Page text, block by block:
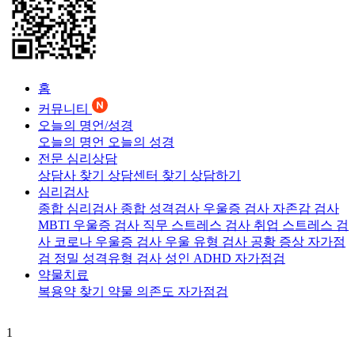
홈
커뮤니티
오늘의 명언/성경
오늘의 명언 오늘의 성경
전문 심리상담
상담사 찾기 상담센터 찾기 상담하기
심리검사
종합 심리검사 종합 성격검사 우울증 검사 자존감 검사
MBTI 우울증 검사 직무 스트레스 검사 취업 스트레스 검
사 코로나 우울증 검사 우울 유형 검사 공황 증상 자가점
검 정밀 성격유형 검사 성인 ADHD 자가점검
약물치료
복용약 찾기 약물 의존도 자가점검
1